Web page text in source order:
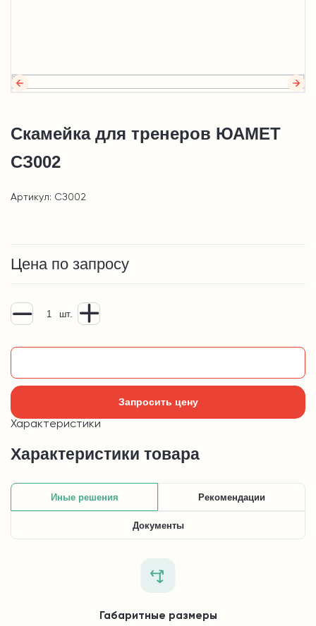
Скамейка для тренеров ЮАМЕТ
СЗ002
Артикул: СЗ002
Цена по запросу
шт.
Запросить цену
Характеристики
Характеристики товара
Иные решения Рекомендации
Документы
Габаритные размеры